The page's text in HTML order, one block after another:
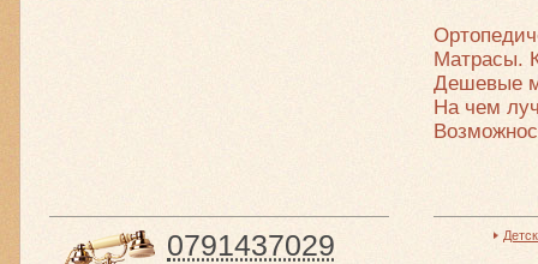
Матрасы.
Дешевые
На чем
0791437029